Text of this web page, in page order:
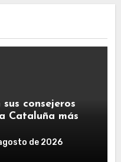
sus consejeros
Cataluña más
de 2026